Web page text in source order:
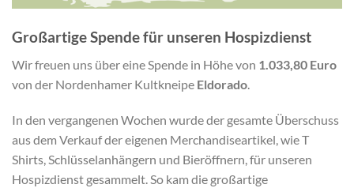
Großartige Spende für unseren Hospizdienst
Wir freuen uns über eine Spende in Höhe von 1.033,80 Euro
von der Nordenhamer Kultkneipe Eldorado
In den vergangenen Wochen wurde der gesamte Überschuss
aus dem Verkauf der eigenen Merchandiseartikel, wie T
Shirts, Schlüsselanhängern und Bieröffnern, für unseren
Hospizdienst gesammelt. So kam die großartige